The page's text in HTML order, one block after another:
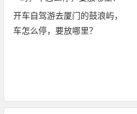
开车自驾游去厦门的鼓浪屿，
车怎么停，要放哪里？